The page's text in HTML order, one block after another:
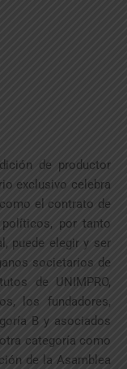
de productor
exclusivo celebra
el contrato de
por tanto
puede elegir y ser
societarios de
de UNIMPRO,
los fundadores,
B y asociados
categoría como
de la Asamblea